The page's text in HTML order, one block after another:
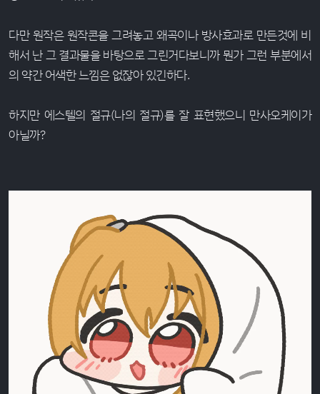
다만 원작은 원작콘을 그려놓고 왜곡이나 방사효과로 만든것에 비
해서 난 그 결과물을 바탕으로 그린거다보니까 뭔가 그런 부분에서
의 약간 어색한 느낌은 없잖아 있긴하다.
하지만 에스텔의 절규(나의 절규)를 잘 표현했으니 만사오케이가
아닐까?